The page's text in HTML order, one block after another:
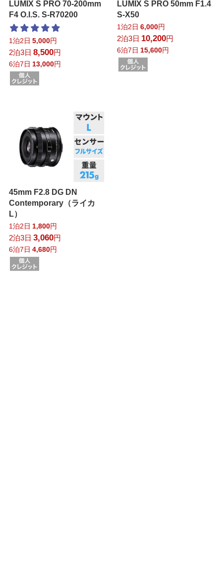
LUMIX S PRO 70-200mm
F4 O.I.S. S-R70200
1泊2日 5,000円
2泊3日 8,500円
6泊7日 13,000円
LUMIX S PRO 50mm F1.4
S-X50
1泊2日 6,000円
2泊3日 10,200円
6泊7日 15,600円
45mm F2.8 DG DN
Contemporary（ライカ
L）
1泊2日 1,800円
2泊3日 3,060円
6泊7日 4,680円